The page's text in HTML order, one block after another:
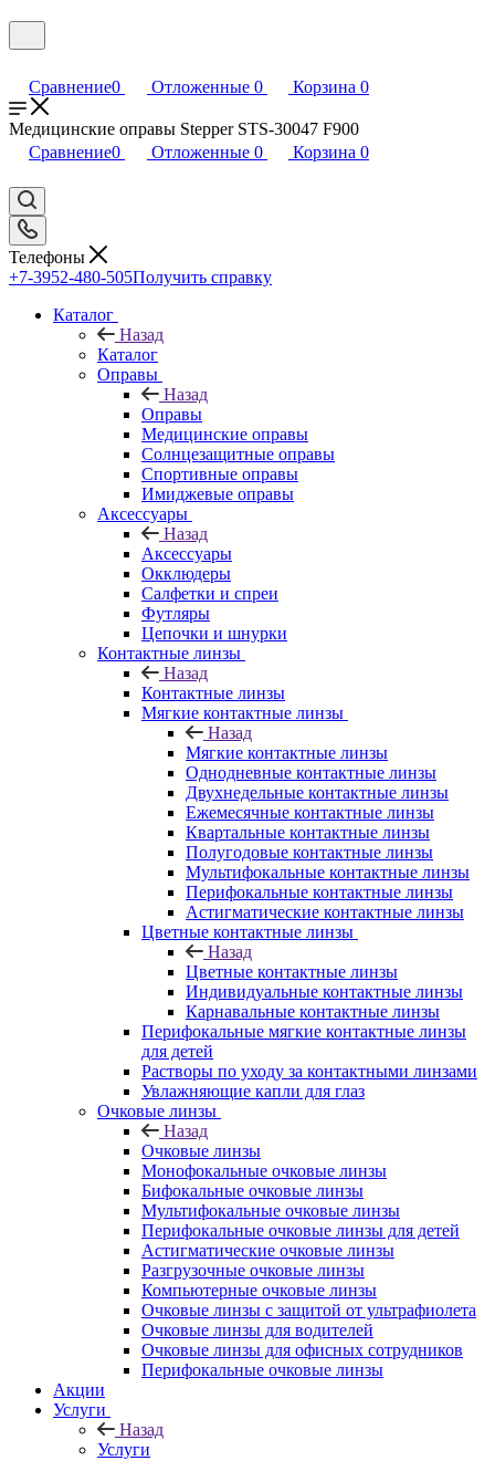
Сравнение0 Отложенные 0 Корзина 0
Медицинские оправы Stepper STS-30047 F900
Сравнение0 Отложенные 0 Корзина 0
Телефоны
+7-3952-480-505Получить справку
Каталог
Назад
Каталог
Оправы
Назад
Оправы
Медицинские оправы
Солнцезащитные оправы
Спортивные оправы
Имиджевые оправы
Аксессуары
Назад
Аксессуары
Окклюдеры
Салфетки и спреи
Футляры
Цепочки и шнурки
Контактные линзы
Назад
Контактные линзы
Мягкие контактные линзы
Назад
Мягкие контактные линзы
Однодневные контактные линзы
Двухнедельные контактные линзы
Ежемесячные контактные линзы
Квартальные контактные линзы
Полугодовые контактные линзы
Мультифокальные контактные линзы
Перифокальные контактные линзы
Астигматические контактные линзы
Цветные контактные линзы
Назад
Цветные контактные линзы
Индивидуальные контактные линзы
Карнавальные контактные линзы
Перифокальные мягкие контактные линзы
для детей
Растворы по уходу за контактными линзами
Увлажняющие капли для глаз
Очковые линзы
Назад
Очковые линзы
Монофокальные очковые линзы
Бифокальные очковые линзы
Мультифокальные очковые линзы
Перифокальные очковые линзы для детей
Астигматические очковые линзы
Разгрузочные очковые линзы
Компьютерные очковые линзы
Очковые линзы с защитой от ультрафиолета
Очковые линзы для водителей
Очковые линзы для офисных сотрудников
Перифокальные очковые линзы
Акции
Услуги
Назад
Услуги